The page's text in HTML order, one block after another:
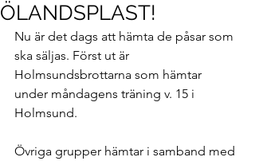
ÖLANDSPLAST!
Nu är det dags att hämta de påsar som
ska säljas. Först ut är
Holmsundsbrottarna som hämtar
under måndagens träning v. 15 i
Holmsund.
Övriga grupper hämtar i samband med